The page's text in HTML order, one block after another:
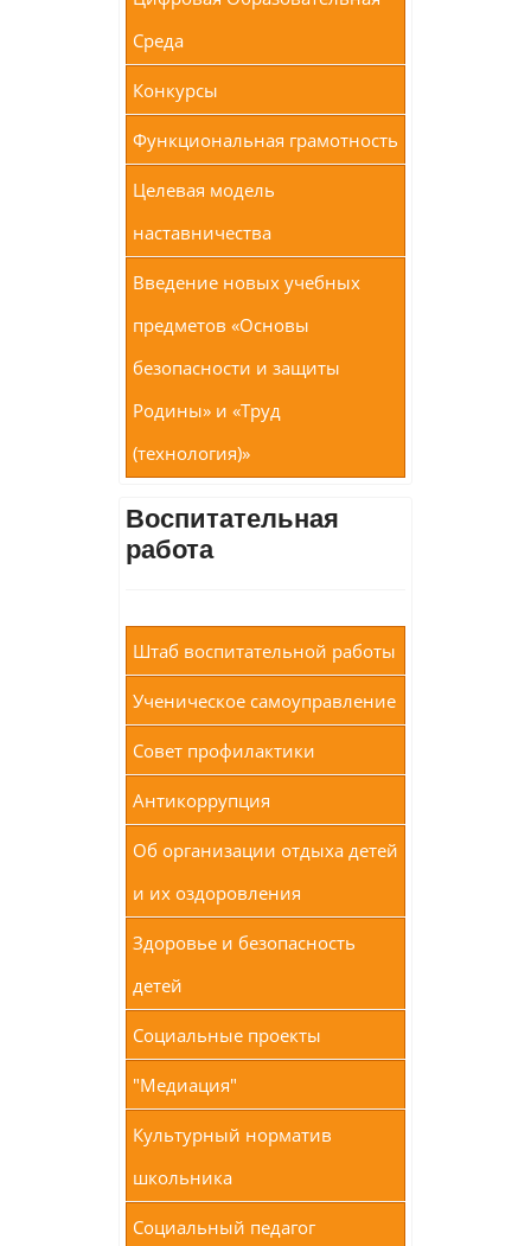
Среда
Конкурсы
Функциональная грамотность
Целевая модель
наставничества
Введение новых учебных
предметов «Основы
безопасности и защиты
Родины» и «Труд
(технология)»
Воспитательная
работа
Штаб воспитательной работы
Ученическое самоуправление
Совет профилактики
Антикоррупция
Об организации отдыха детей
и их оздоровления
Здоровье и безопасность
детей
Социальные проекты
"Медиация"
Культурный норматив
школьника
Социальный педагог